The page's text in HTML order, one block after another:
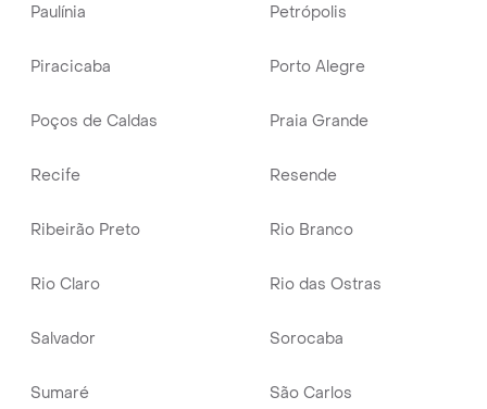
Paulínia Petrópolis
Piracicaba Porto Alegre
Poços de Caldas Praia Grande
Recife Resende
Ribeirão Preto Rio Branco
Rio Claro Rio das Ostras
Salvador Sorocaba
Sumaré São Carlos